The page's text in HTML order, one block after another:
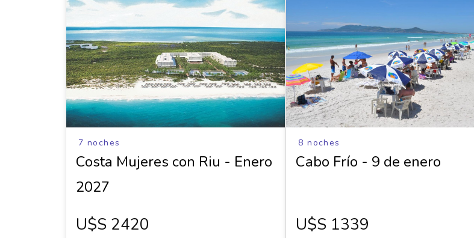
7 noches
Costa Mujeres con Riu - Enero
2027
U$s 2420
8 noches
Cabo Frío - 9 de enero
U$s 1339